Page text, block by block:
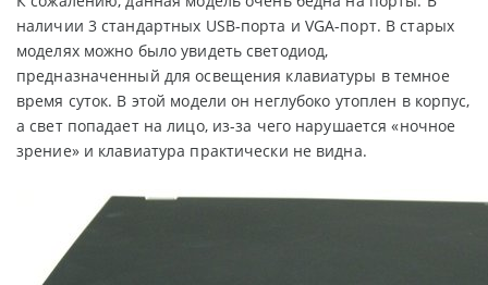
наличии 3 стандартных USB-порта и VGA-порт. В старых
моделях можно было увидеть светодиод,
предназначенный для освещения клавиатуры в темное
время суток. В этой модели он неглубоко утоплен в корпус,
а свет попадает на лицо, из-за чего нарушается «ночное
зрение» и клавиатура практически не видна.